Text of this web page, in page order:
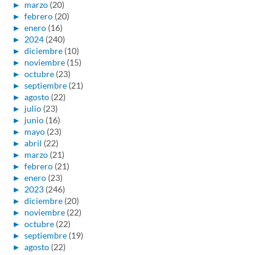
► marzo (20)
► febrero (20)
► enero (16)
► 2024 (240)
► diciembre (10)
► noviembre (15)
► octubre (23)
► septiembre (21)
► agosto (22)
► julio (23)
► junio (16)
► mayo (23)
► abril (22)
► marzo (21)
► febrero (21)
► enero (23)
► 2023 (246)
► diciembre (20)
► noviembre (22)
► octubre (22)
► septiembre (19)
► agosto (22)